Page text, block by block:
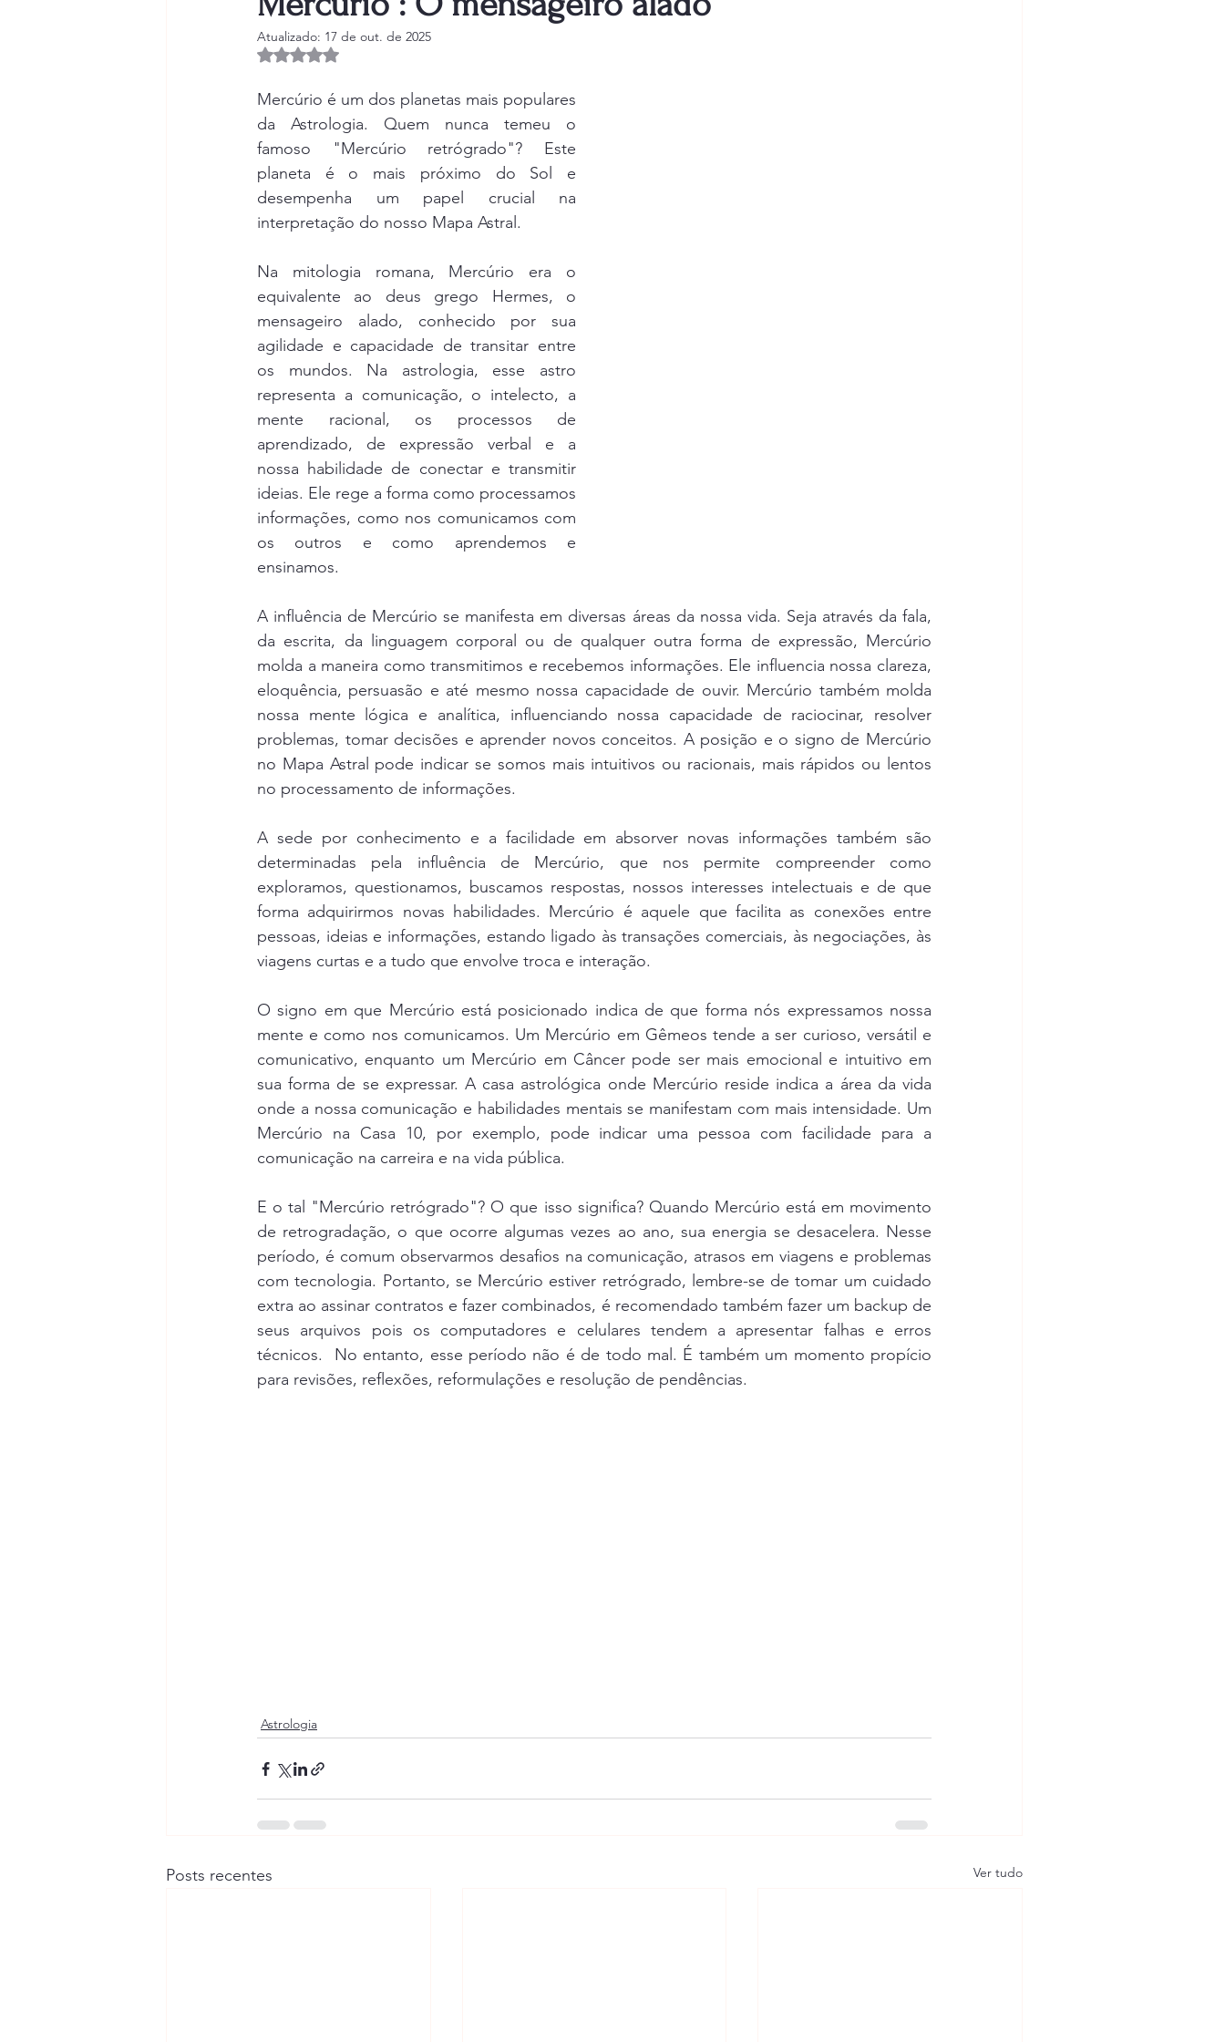
Atualizado: 17 de out. de 2025
Avaliado com NaN de 5 estrelas.
Mercúrio é um dos planetas mais populares
da Astrologia. Quem nunca temeu o
famoso "Mercúrio retrógrado"? Este
planeta é o mais próximo do Sol e
desempenha um papel crucial na
interpretação do nosso Mapa Astral.
Na mitologia romana, Mercúrio era o
equivalente ao deus grego Hermes, o
mensageiro alado, conhecido por sua
agilidade e capacidade de transitar entre
os mundos. Na astrologia, esse astro
representa a comunicação, o intelecto, a
mente racional, os processos de
aprendizado, de expressão verbal e a
nossa habilidade de conectar e transmitir
ideias. Ele rege a forma como processamos
informações, como nos comunicamos com
os outros e como aprendemos e
ensinamos.
A influência de Mercúrio se manifesta em diversas áreas da nossa vida. Seja através da fala,
da escrita, da linguagem corporal ou de qualquer outra forma de expressão, Mercúrio
molda a maneira como transmitimos e recebemos informações. Ele influencia nossa clareza,
eloquência, persuasão e até mesmo nossa capacidade de ouvir. Mercúrio também molda
nossa mente lógica e analítica, influenciando nossa capacidade de raciocinar, resolver
problemas, tomar decisões e aprender novos conceitos. A posição e o signo de Mercúrio
no Mapa Astral pode indicar se somos mais intuitivos ou racionais, mais rápidos ou lentos
no processamento de informações.
A sede por conhecimento e a facilidade em absorver novas informações também são
determinadas pela influência de Mercúrio, que nos permite compreender como
exploramos, questionamos, buscamos respostas, nossos interesses intelectuais e de que
forma adquirirmos novas habilidades. Mercúrio é aquele que facilita as conexões entre
pessoas, ideias e informações, estando ligado às transações comerciais, às negociações, às
viagens curtas e a tudo que envolve troca e interação.
O signo em que Mercúrio está posicionado indica de que forma nós expressamos nossa
mente e como nos comunicamos. Um Mercúrio em Gêmeos tende a ser curioso, versátil e
comunicativo, enquanto um Mercúrio em Câncer pode ser mais emocional e intuitivo em
sua forma de se expressar. A casa astrológica onde Mercúrio reside indica a área da vida
onde a nossa comunicação e habilidades mentais se manifestam com mais intensidade. Um
Mercúrio na Casa 10, por exemplo, pode indicar uma pessoa com facilidade para a
comunicação na carreira e na vida pública.
E o tal "Mercúrio retrógrado"? O que isso significa? Quando Mercúrio está em movimento
de retrogradação, o que ocorre algumas vezes ao ano, sua energia se desacelera. Nesse
período, é comum observarmos desafios na comunicação, atrasos em viagens e problemas
com tecnologia. Portanto, se Mercúrio estiver retrógrado, lembre-se de tomar um cuidado
extra ao assinar contratos e fazer combinados, é recomendado também fazer um backup de
seus arquivos pois os computadores e celulares tendem a apresentar falhas e erros
técnicos.  No entanto, esse período não é de todo mal. É também um momento propício
para revisões, reflexões, reformulações e resolução de pendências.
Astrologia
Posts recentes Ver tudo